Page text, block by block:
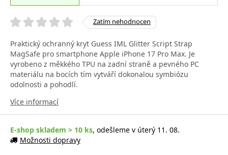
Zatím nehodnocen
Praktický ochranný kryt Guess IML Glitter Script Strap
MagSafe pro smartphone Apple iPhone 17 Pro Max. Je
vyrobeno z měkkého TPU na zadní straně a pevného PC
materiálu na bocích tím vytváří dokonalou symbiózu
odolnosti a pohodlí.
Více informací
E-shop skladem > 10 ks, odešleme v úterý 11. 08.
Možnosti dopravy